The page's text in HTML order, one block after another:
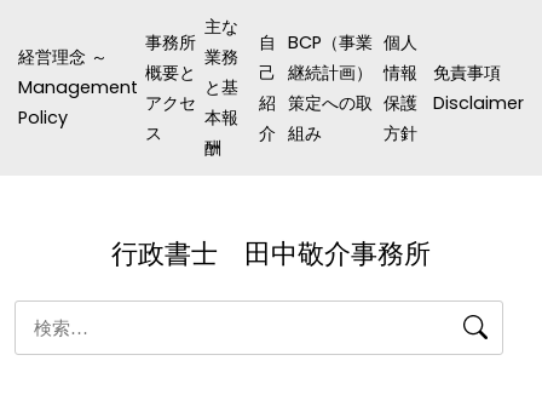
経営理念 ～
Management
Policy
事務所
概要と
アクセ
ス
主な
業務
と基
本報
酬
自
己
紹
介
BCP（事業
継続計画）
策定への取
組み
個人
情報
保護
方針
免責事項
Disclaimer
行政書士 田中敬介事務所
索: